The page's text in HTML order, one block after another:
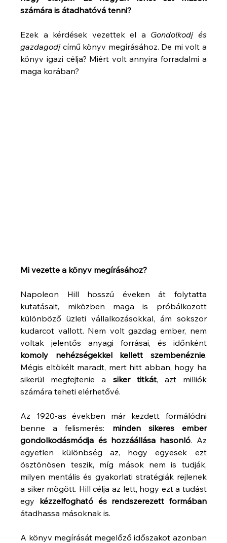
számára is átadhatóvá tenni?
Ezek a kérdések vezettek el a Gondolkodj és
gazdagodj című könyv megírásához. De mi volt a
könyv igazi célja? Miért volt annyira forradalmi a
maga korában?
Mi vezette a könyv megírásához?
Napoleon Hill hosszú éveken át folytatta
kutatásait, miközben maga is próbálkozott
különböző üzleti vállalkozásokkal, ám sokszor
kudarcot vallott. Nem volt gazdag ember, nem
voltak jelentős anyagi forrásai, és időnként
komoly nehézségekkel kellett szembenéznie.
Mégis eltökélt maradt, mert hitt abban, hogy ha
sikerül megfejtenie a siker titkát, azt milliók
számára teheti elérhetővé.
Az 1920-as években már kezdett formálódni
benne a felismerés: minden sikeres ember
gondolkodásmódja és hozzáállása hasonló. Az
egyetlen különbség az, hogy egyesek ezt
ösztönösen teszik, míg mások nem is tudják,
milyen mentális és gyakorlati stratégiák rejlenek
a siker mögött. Hill célja az lett, hogy ezt a tudást
egy kézzelfogható és rendszerezett formában
átadhassa másoknak is.
A könyv megírását megelőző időszakot azonban